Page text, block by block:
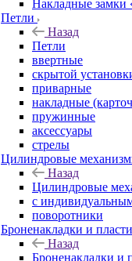
Накладные замки
Петли
Назад
Петли
ввертные
скрытой
приварные
накладные
пружинные
аксессуары
стрелы
Цилиндровые
Назад
Цилиндровые
с
поворотники
Броненакладки и
Назад
Броненакладки и